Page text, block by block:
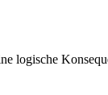
logische